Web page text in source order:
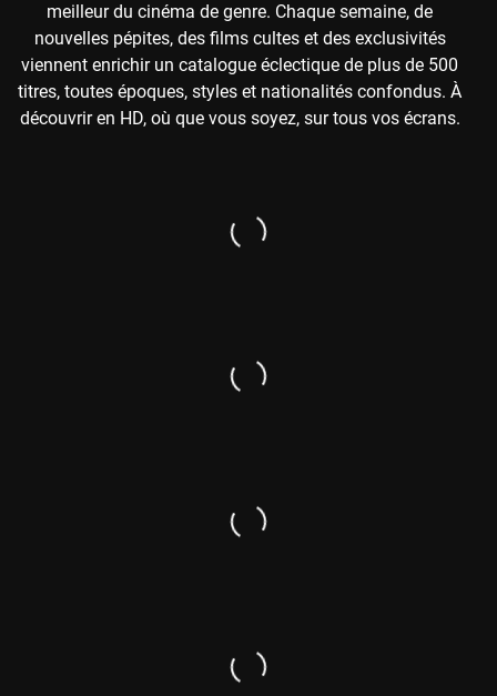
meilleur du cinéma de genre. Chaque semaine, de
nouvelles pépites, des films cultes et des exclusivités
viennent enrichir un catalogue éclectique de plus de 500
titres, toutes époques, styles et nationalités confondus. À
découvrir en HD, où que vous soyez, sur tous vos écrans.